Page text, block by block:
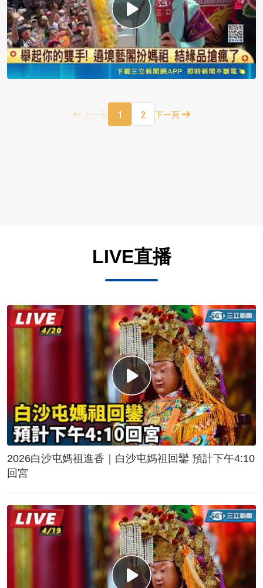
上一頁 1 2 下一頁
LIVE直播
2026白沙屯媽祖進香｜白沙屯媽祖回鑾 預計下午4:10
回宮